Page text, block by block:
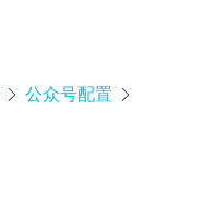
 公众号配置 